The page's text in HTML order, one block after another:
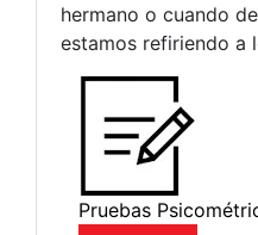
hermano o cuando
estamos refiriendo a